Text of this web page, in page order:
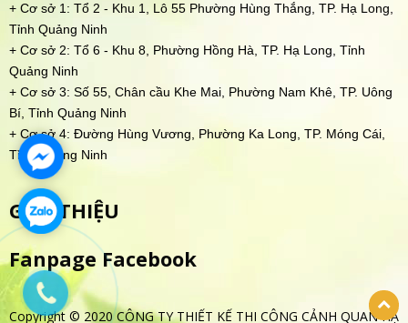
+ Cơ sở 1: Tổ 2 - Khu 1, Lô 55 Phường Hùng Thắng, TP. Hạ Long,
Tỉnh Quảng Ninh
+ Cơ sở 2: Tổ 6 - Khu 8, Phường Hồng Hà, TP. Hạ Long, Tỉnh
Quảng Ninh
+ Cơ sở 3: Số 55, Chân cầu Khe Mai, Phường Nam Khê, TP. Uông
Bí, Tỉnh Quảng Ninh
+ Cơ sở 4: Đường Hùng Vương, Phường Ka Long, TP. Móng Cái,
Tỉnh Quảng Ninh
GIỚI THIỆU
Fanpage Facebook
Copyright © 2020 CÔNG TY THIẾT KẾ THI CÔNG CẢNH QUAN HẠ